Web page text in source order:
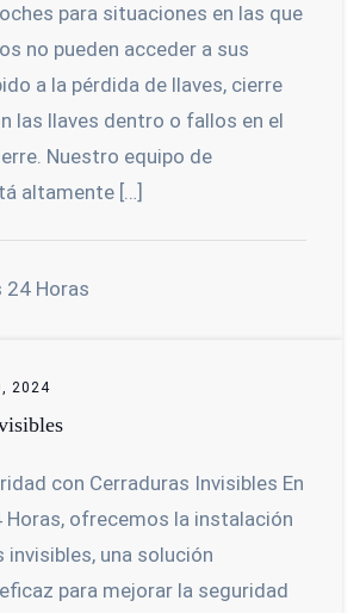
para situaciones en las que
no pueden acceder a sus
a la pérdida de llaves, cierre
las llaves dentro o fallos en el
Nuestro equipo de
altamente […]
24 Horas
2024
con Cerraduras Invisibles En
Horas, ofrecemos la instalación
invisibles, una solución
para mejorar la seguridad